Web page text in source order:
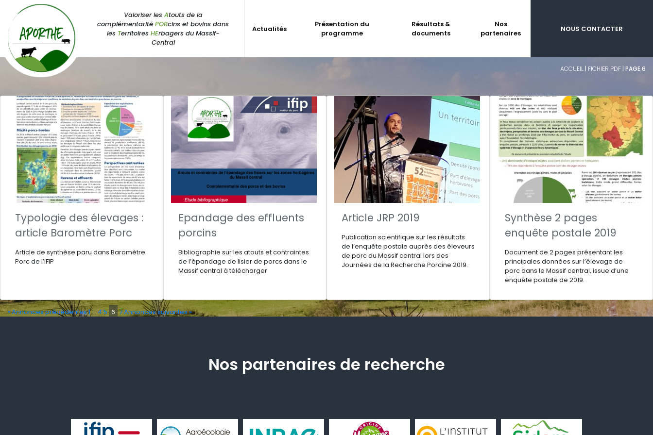
Valoriser les Atouts de la
complémentarité PORcins et bovins dans
les Territoires HErbagers du Massif-
Central
Actualités
Présentation du
programme
Résultats &
documents
Nos
partenaires
NOUS CONTACTER
ACCUEIL | FICHIER PDF | PAGE 6
Typologie des élevages :
article Baromètre Porc
Article de synthèse paru dans Baromètre
Porc de l’IFIP
Epandage des effluents
porcins
Bibliographie sur les atouts et contraintes
de l’épandage de lisier de porcs dans le
Massif central à télécharger
Article JRP 2019
Publication scientifique sur les résultats
de l’enquête postale auprès des éleveurs
de porc du Massif central lors des
Journées de la Recherche Porcine 2019.
Synthèse 2 pages
enquête postale 2019
Document de 2 pages présentant les
principales données sur l’élevage de
porc dans le Massif central, issue d’une
enquête postale de 2019.
« Annonces précédentes1… 45 6 7Annonces suivantes »
Nos partenaires de recherche